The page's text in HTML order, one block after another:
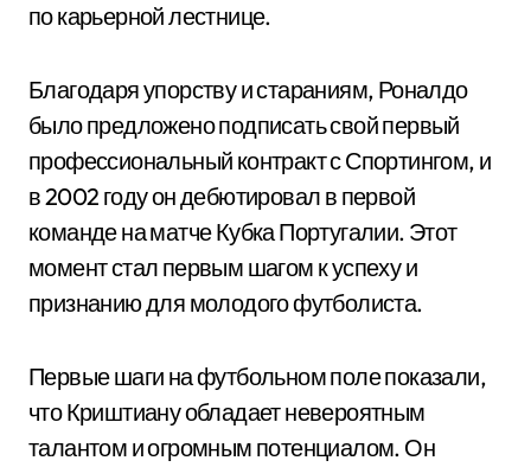
по карьерной лестнице.
Благодаря упорству и стараниям, Роналдо
было предложено подписать свой первый
профессиональный контракт с Спортингом, и
в 2002 году он дебютировал в первой
команде на матче Кубка Португалии. Этот
момент стал первым шагом к успеху и
признанию для молодого футболиста.
Первые шаги на футбольном поле показали,
что Криштиану обладает невероятным
талантом и огромным потенциалом. Он